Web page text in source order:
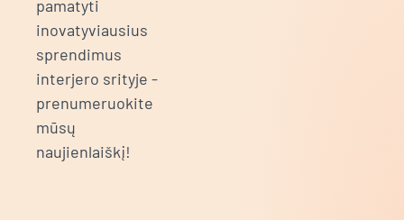
pamatyti
inovatyviausius
sprendimus
interjero srityje -
prenumeruokite
mūsų
naujienlaiškį!